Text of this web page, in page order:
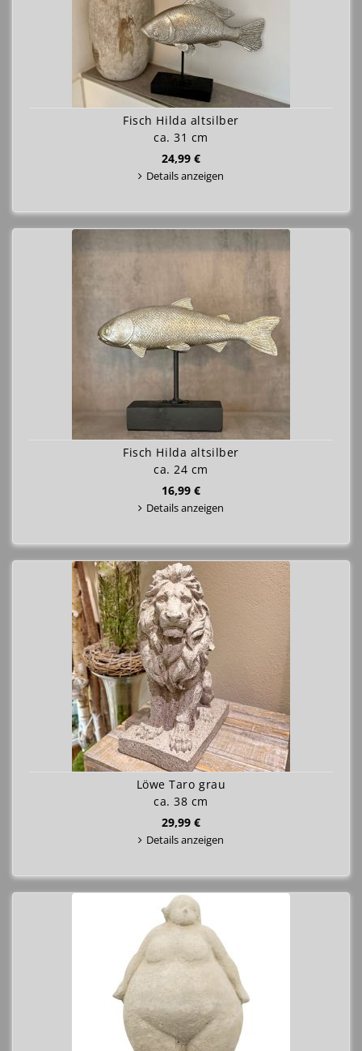
Fisch Hilda altsilber
ca. 31 cm
24,99 €
Details anzeigen
Fisch Hilda altsilber
ca. 24 cm
16,99 €
Details anzeigen
Löwe Taro grau
ca. 38 cm
29,99 €
Details anzeigen